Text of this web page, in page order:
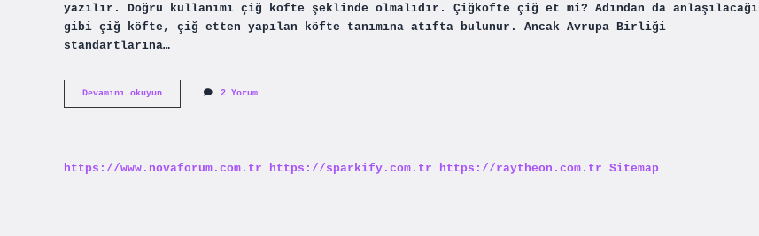
yazılır. Doğru kullanımı çiğ köfte şeklinde olmalıdır. Çiğköfte çiğ et mi? Adından da anlaşılacağı
gibi çiğ köfte, çiğ etten yapılan köfte tanımına atıfta bulunur. Ancak Avrupa Birliği
standartlarına…
Devamını okuyunÇiğ
Köfte
2 Yorum
https://www.novaforum.com.tr https://sparkify.com.tr https://raytheon.com.tr Sitemap